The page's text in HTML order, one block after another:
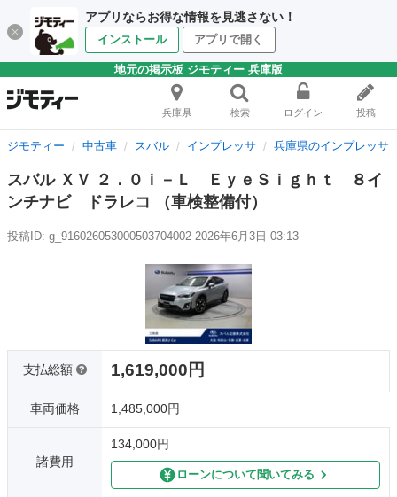
アプリならお得な情報を見逃さない！
インストール アプリで開く
地元の掲示板 ジモティー 兵庫版
兵庫県 検索 ログイン 投稿
ジモティー 中古車 スバル インプレッサ 兵庫県のインプレッサ
スバル ＸＶ ２．０ｉ－Ｌ ＥｙｅＳｉｇｈｔ ８イ
ンチナビ ドラレコ （車検整備付）
投稿ID: g_916026053000503704002 2026年6月3日 03:13
支払総額 1,619,000円
車両価格 1,485,000円
諸費用
134,000円
ローンについて聞いてみる